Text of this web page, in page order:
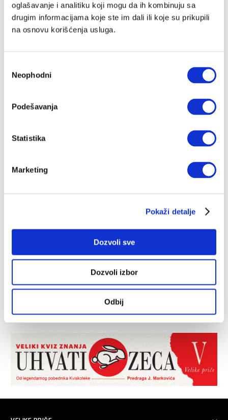
oglašavanje i analitiku koji mogu da ih kombinuju sa
drugim informacijama koje ste im dali ili koje su prikupili
na osnovu korišćenja usluga.
сагласности
Neophodni
Podešavanja
Statistika
Marketing
Pokaži detalje
Dozvoli sve
Dozvoli izbor
Odbij
Zaboravljena lozinka?